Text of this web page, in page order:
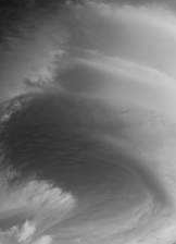
yeux dans
les nuages
EXPLORATIONS